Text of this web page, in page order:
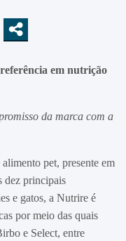
em nutrição
da marca com a
pet, presente em
dez principais
e gatos, a Nutrire é
por meio das quais
e Select, entre